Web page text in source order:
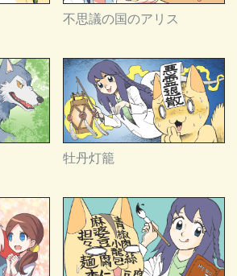
不思議の国のアリス
牡丹灯籠